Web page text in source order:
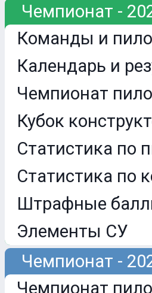
Чемпионат -
Команды и
Календарь и
Чемпионат
Кубок
Статистика по
Статистика по
Штрафные
Элементы СУ
Чемпионат -
Чемпионат